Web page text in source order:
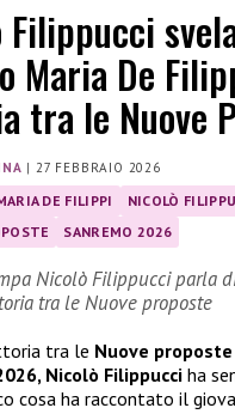
Filippucci
Maria De
tra le Nuove
| 27 FEBBRAIO 2026
DE FILIPPI
NICOLÒ
SANREMO 2026
Nicolò Filippucci parla
tra le Nuove proposte
tra le Nuove proposte
Nicolò Filippucciha
cosa ha raccontato il